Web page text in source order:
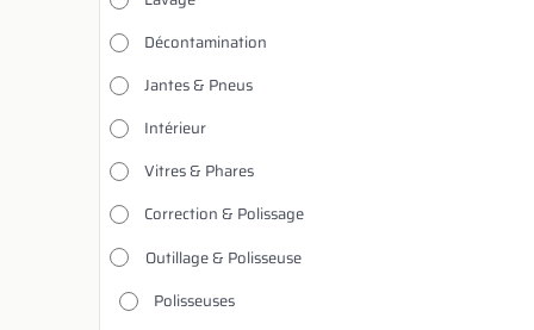
Décontamination
Jantes & Pneus
Intérieur
Vitres & Phares
Correction & Polissage
Outillage & Polisseuse
Polisseuses